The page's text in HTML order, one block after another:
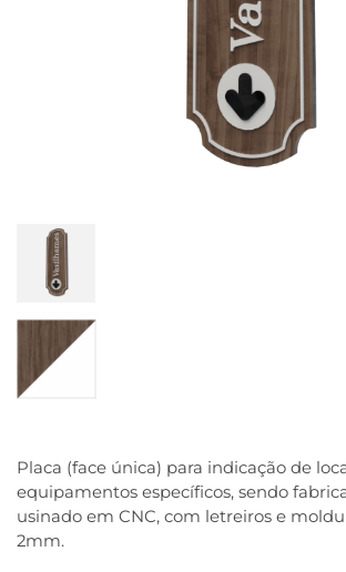
Placa (face única) para indicação de
equipamentos específicos, sendo
usinado em CNC, com letreiros e
2mm.